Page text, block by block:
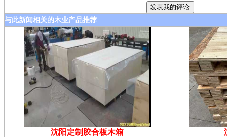
与此新闻相关的木业产品推荐
沈阳定制胶合板木箱